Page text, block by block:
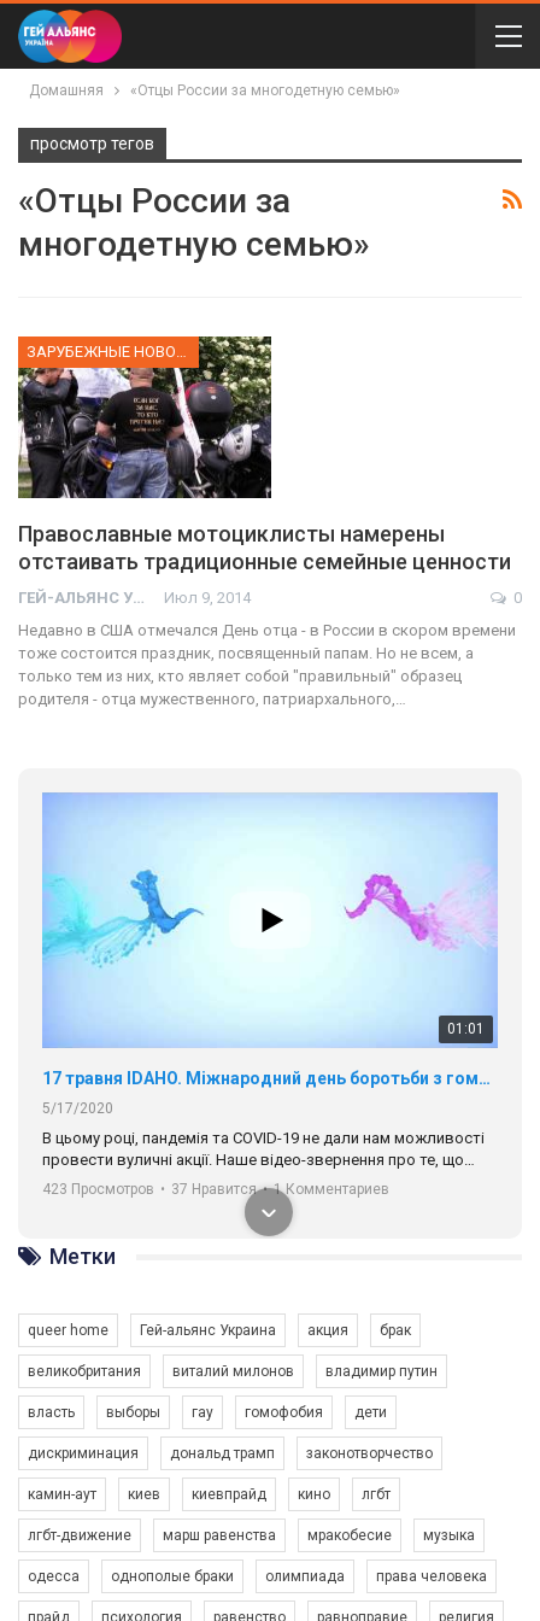
Домашняя «Отцы России за многодетную семью»
просмотр тегов
«Отцы России за
многодетную семью»
Православные мотоциклисты намерены
отстаивать традиционные семейные ценности
ГЕЙ-АЛЬЯНС УКРАИНА Июл 9, 2014
0
Недавно в США отмечался День отца - в России в скором времени
тоже состоится праздник, посвященный папам. Но не всем, а
только тем из них, кто являет собой "правильный" образец
родителя - отца мужественного, патриархального,…
01:01
17 травня IDAHO. Міжнародний день боротьби з гомофобією трансфобією і біфобія.
5/17/2020
В цьому році, пандемія та COVІD-19 не дали нам можливості
провести вуличні акції. Наше відео-звернення про те, що
навіть коли ми у різних містах та не можемо зустрінеться, ми
разом. Ми закликаємо всіх хто поділяє цінності рівності та
солідарності, приєднатися до нас. Регіональні підрозділи
ГАУ є в 16 областях України.
Разом наш голос лунає гучніше!
423 Просмотров • 37 Нравится • 1 Комментариев
Зупинимо насильство проти ЛГБТ в Україні! Stop violence against LGBT in Ukraine!
6/30/2017
Емоційний та вражаючий промо-ролік на конкурс PACT, який
Метки
queer home Гей-альянс Украина акция брак
великобритания виталий милонов владимир путин
власть выборы гау гомофобия дети
дискриминация дональд трамп законотворчество
камин-аут киев киевпрайд кино лгбт
лгбт-движение марш равенства мракобесие музыка
одесса однополые браки олимпиада права человека
прайд психология равенство равноправие религия